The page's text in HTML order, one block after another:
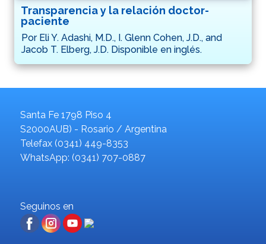
Transparencia y la relación doctor-
paciente
Por Eli Y. Adashi, M.D., I. Glenn Cohen, J.D., and
Jacob T. Elberg, J.D. Disponible en inglés.
Santa Fe 1798 Piso 4
S2000AUB) - Rosario / Argentina
Telefax (0341) 449-8353
WhatsApp: (0341) 707-0887
Seguinos en